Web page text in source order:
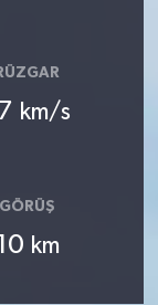
km/s
GÖRÜŞ
km